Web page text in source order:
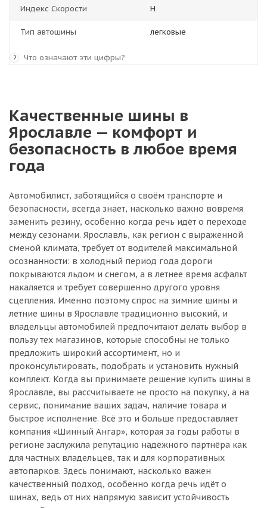
Индекс Скорости H
Тип автошины легковые
? Что означают эти цифры?
Качественные шины в
Ярославле — комфорт и
безопасность в любое время
года
Автомобилист, заботящийся о своём транспорте и
безопасности, всегда знает, насколько важно вовремя
заменить резину, особенно когда речь идёт о переходе
между сезонами. Ярославль, как регион с выраженной
сменой климата, требует от водителей максимальной
осознанности: в холодный период года дороги
покрываются льдом и снегом, а в летнее время асфальт
накаляется и требует совершенно другого уровня
сцепления. Именно поэтому спрос на зимние шины и
летние шины в Ярославле традиционно высокий, и
владельцы автомобилей предпочитают делать выбор в
пользу тех магазинов, которые способны не только
предложить широкий ассортимент, но и
проконсультировать, подобрать и установить нужный
комплект. Когда вы принимаете решение купить шины в
Ярославле, вы рассчитываете не просто на покупку, а на
сервис, понимание ваших задач, наличие товара и
быстрое исполнение. Всё это и больше предоставляет
компания «Шинный Ангар», которая за годы работы в
регионе заслужила репутацию надёжного партнёра как
для частных владельцев, так и для корпоративных
автопарков. Здесь понимают, насколько важен
качественный подход, особенно когда речь идёт о
шинах, ведь от них напрямую зависит устойчивость